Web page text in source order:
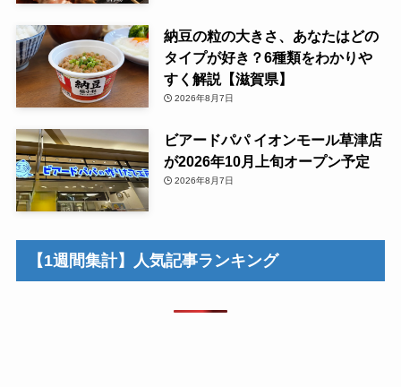
納豆の粒の大きさ、あなたはどの
タイプが好き？6種類をわかりや
すく解説【滋賀県】
2026年8月7日
ビアードパパ イオンモール草津店
が2026年10月上旬オープン予定
2026年8月7日
【1週間集計】人気記事ランキング